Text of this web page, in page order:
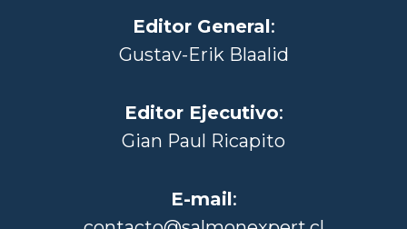
Editor General:
Gustav-Erik Blaalid
Editor Ejecutivo:
Gian Paul Ricapito
E-mail: